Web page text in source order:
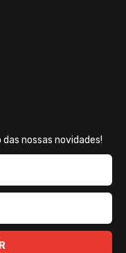
nossas novidades!